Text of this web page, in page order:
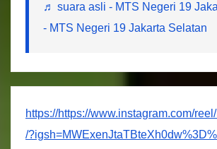
♬ suara asli - MTS Negeri 19
- MTS Negeri 19 Jakarta Selatan
https://https://www.instagram.com/
/